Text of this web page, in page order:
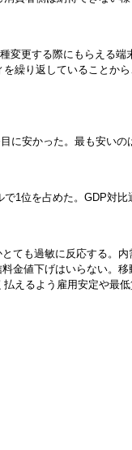
更する際にもらえる
繰り返していることか
安かった。最も安いの
位を占めた。GDP対
も過敏に反応する。
値下げはいらない。
えるよう雇用安定や最